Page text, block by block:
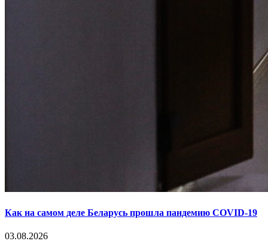
Как на самом деле Беларусь прошла пандемию COVID-19
03.08.2026